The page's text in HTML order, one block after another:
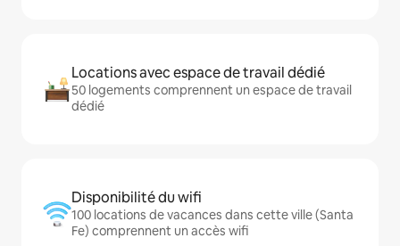
Locations avec espace de travail dédié
50 logements comprennent un espace de travail
dédié
Disponibilité du wifi
100 locations de vacances dans cette ville (Santa
Fe) comprennent un accès wifi